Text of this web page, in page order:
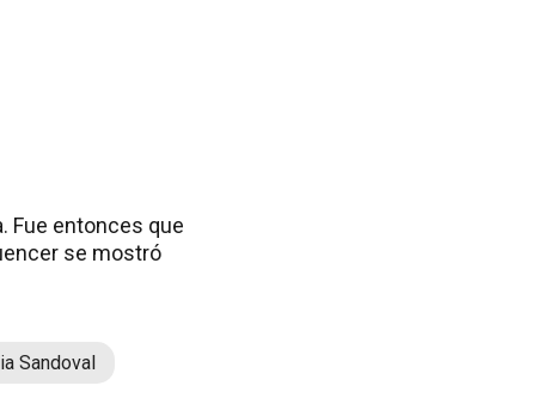
Fue entonces que
se mostró
Sandoval